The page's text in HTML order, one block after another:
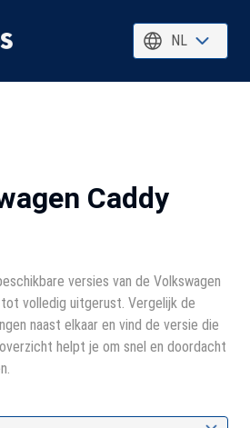
NL
Caddy
versies van de Volkswagen
volledig uitgerust. Vergelijk de
naast elkaar en vind de versie die
helpt je om snel en doordacht